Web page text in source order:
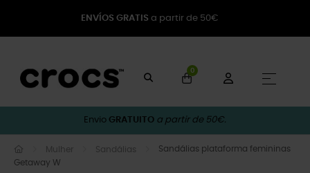
ENVÍOS GRATIS a partir de 50€
0
☰
Envio GRATUITO a partir de 50€.
Mulher Sandálias
Sandálias plataforma femininas
Getaway W